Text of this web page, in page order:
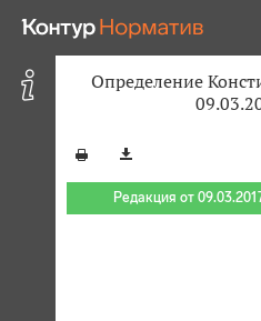
Определение
Редакция от